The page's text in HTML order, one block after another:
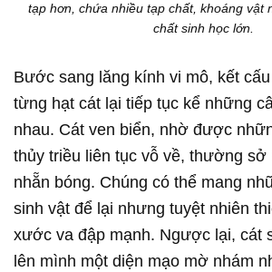
tạp hơn, chứa nhiều tạp chất, khoáng vật
chất sinh học lớn.
Bước sang lăng kính vi mô, kết
từng hạt cát lại tiếp tục kể những
nhau. Cát ven biển, nhờ được
thủy triều liên tục vỗ về, thường sở
nhẵn bóng. Chúng có thể mang
sinh vật để lại nhưng tuyệt nhiên
xước va đập mạnh. Ngược lại, cát
lên mình một diện mạo mờ nhám